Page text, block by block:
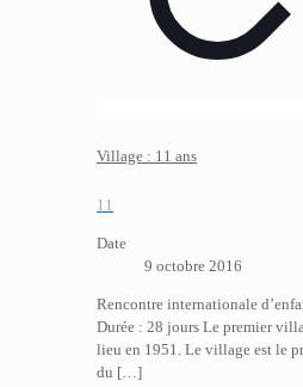
Village : 11 ans
11
Date
9 octobre 2016
Rencontre internationale
Durée : 28 jours Le premier
lieu en 1951. Le village est le
du […]